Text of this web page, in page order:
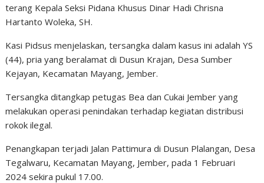
terang Kepala Seksi Pidana Khusus Dinar Hadi Chrisna
Hartanto Woleka, SH.
Kasi Pidsus menjelaskan, tersangka dalam kasus ini adalah YS
(44), pria yang beralamat di Dusun Krajan, Desa Sumber
Kejayan, Kecamatan Mayang, Jember.
Tersangka ditangkap petugas Bea dan Cukai Jember yang
melakukan operasi penindakan terhadap kegiatan distribusi
rokok ilegal.
Penangkapan terjadi Jalan Pattimura di Dusun Plalangan, Desa
Tegalwaru, Kecamatan Mayang, Jember, pada 1 Februari
2024 sekira pukul 17.00.